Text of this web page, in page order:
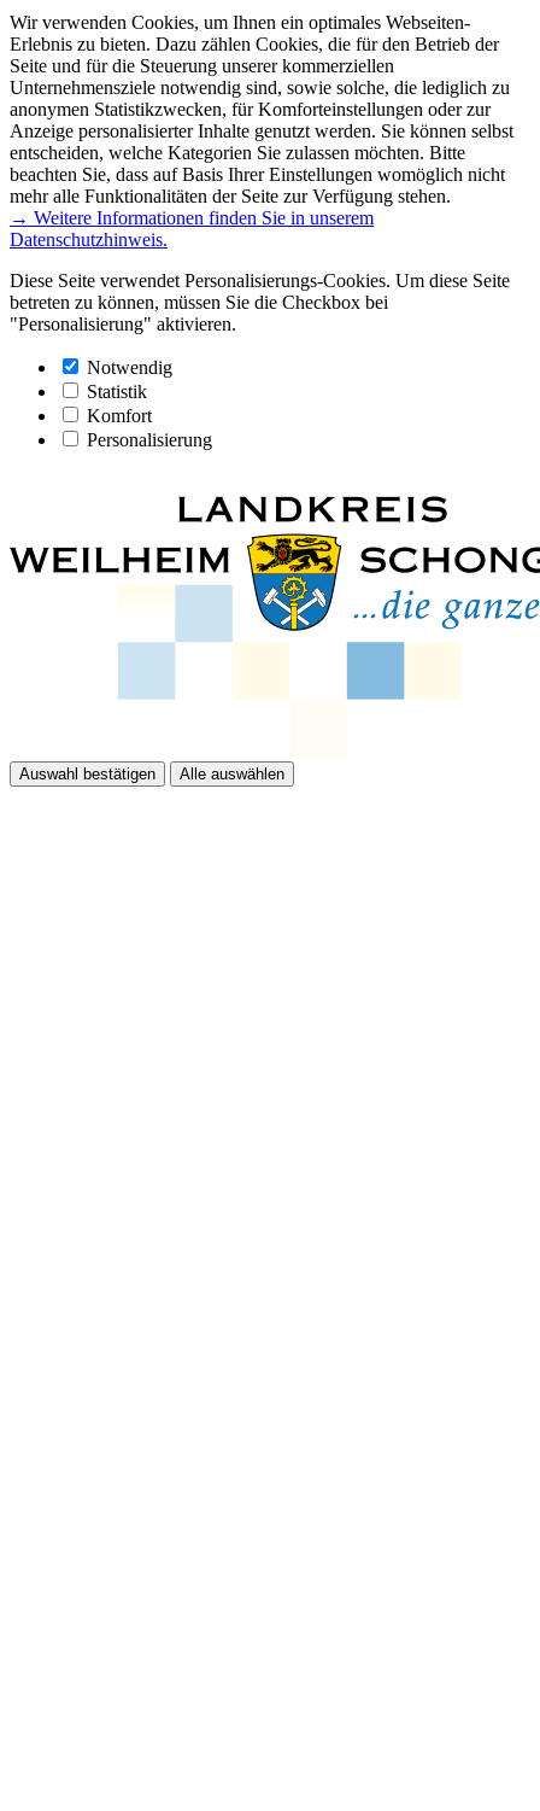
Wir verwenden Cookies, um Ihnen ein optimales Webseiten-
Erlebnis zu bieten. Dazu zählen Cookies, die für den Betrieb der
Seite und für die Steuerung unserer kommerziellen
Unternehmensziele notwendig sind, sowie solche, die lediglich zu
anonymen Statistikzwecken, für Komforteinstellungen oder zur
Anzeige personalisierter Inhalte genutzt werden. Sie können selbst
entscheiden, welche Kategorien Sie zulassen möchten. Bitte
beachten Sie, dass auf Basis Ihrer Einstellungen womöglich nicht
mehr alle Funktionalitäten der Seite zur Verfügung stehen.
→ Weitere Informationen finden Sie in unserem
Datenschutzhinweis.
Diese Seite verwendet Personalisierungs-Cookies. Um diese Seite
betreten zu können, müssen Sie die Checkbox bei
"Personalisierung" aktivieren.
Notwendig
Statistik
Komfort
Personalisierung
Auswahl bestätigen Alle auswählen